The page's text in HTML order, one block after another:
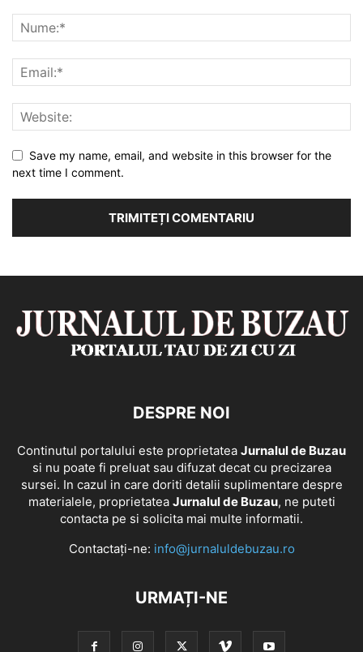
Save my name, email, and website in this browser for the
next time I comment.
DESPRE NOI
Continutul portalului este proprietatea Jurnalul de Buzau
si nu poate fi preluat sau difuzat decat cu precizarea
sursei. In cazul in care doriti detalii suplimentare despre
materialele, proprietatea Jurnalul de Buzau, ne puteti
contacta pe si solicita mai multe informatii.
Contactați-ne: info@jurnaluldebuzau.ro
URMAȚI-NE